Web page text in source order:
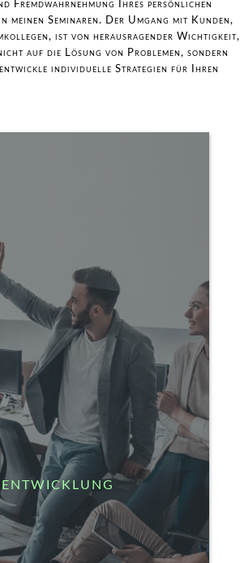
Fremdwahrnehmung Ihres persönlichen
Seminaren. Der Umgang mit Kunden,
ist von herausragender Wichtigkeit,
auf die Lösung von Problemen, sondern
individuelle Strategien für Ihren